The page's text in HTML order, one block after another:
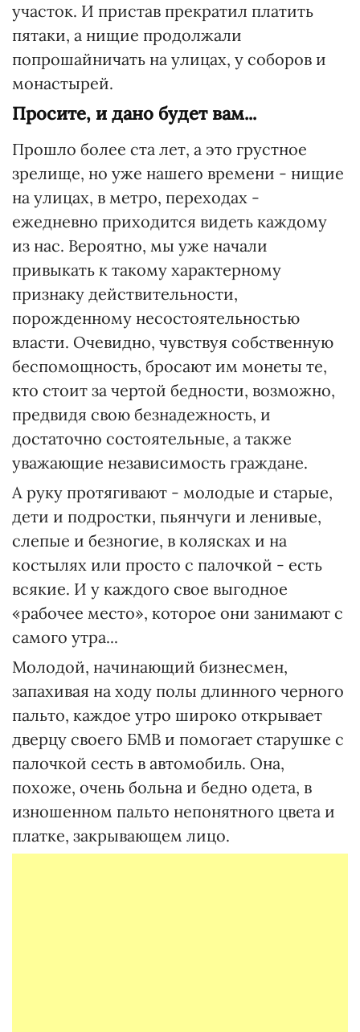
участок. И пристав прекратил платить
пятаки, а нищие продолжали
попрошайничать на улицах, у соборов и
монастырей.
Просите, и дано будет вам...
Прошло более ста лет, а это грустное
зрелище, но уже нашего времени - нищие
на улицах, в метро, переходах -
ежедневно приходится видеть каждому
из нас. Вероятно, мы уже начали
привыкать к такому характерному
признаку действительности,
порожденному несостоятельностью
власти. Очевидно, чувствуя собственную
беспомощность, бросают им монеты те,
кто стоит за чертой бедности, возможно,
предвидя свою безнадежность, и
достаточно состоятельные, а также
уважающие независимость граждане.
А руку протягивают - молодые и старые,
дети и подростки, пьянчуги и ленивые,
слепые и безногие, в колясках и на
костылях или просто с палочкой - есть
всякие. И у каждого свое выгодное
«рабочее место», которое они занимают с
самого утра...
Молодой, начинающий бизнесмен,
запахивая на ходу полы длинного черного
пальто, каждое утро широко открывает
дверцу своего БМВ и помогает старушке с
палочкой сесть в автомобиль. Она,
похоже, очень больна и бедно одета, в
изношенном пальто непонятного цвета и
платке, закрывающем лицо.